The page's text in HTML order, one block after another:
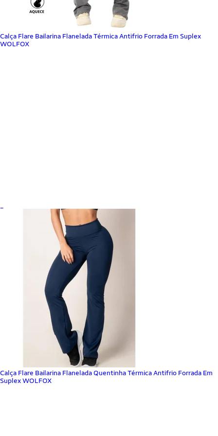
Calça Flare Bailarina Flanelada Térmica Antifrio Forrada Em Suplex
WOLFOX
Calça Flare Bailarina Flanelada Quentinha Térmica Antifrio Forrada Em
Suplex WOLFOX